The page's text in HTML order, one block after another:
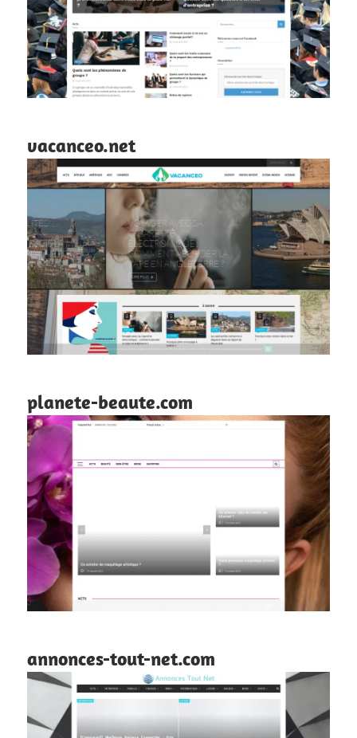
vacanceo.net
planete-beaute.com
annonces-tout-net.com